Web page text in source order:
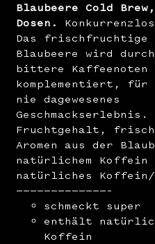
Blaubeere Cold
Dosen.
Das frischfruchtige
Blaubeere wird
bittere Kaffeenoten
komplementiert, für
nie dagewesenes
Geschmackserlebnis.
Fruchtgehalt,
Aromen aus der
natürlichem Koffein
natürliches Koffein/
—————————————–
schmeckt super
enthält
Koffein